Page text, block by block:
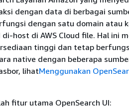
dengan data di berbagai
dengan satu domain atau
di-host di AWS Cloud file. Hal ini
tinggi dan tetap
native dengan beberapa
lihatMenggunakan
fitur utama OpenSearch UI: